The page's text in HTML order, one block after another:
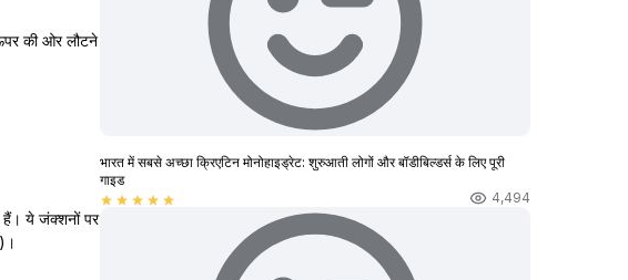
की ओर लौटने
हैं। ये जंक्शनों पर
भारत में सबसे अच्छा क्रिएटिन मोनोहाइड्रेट: शुरुआती लोगों और बॉडीबिल्डर्स के लिए पूरी
गाइड
star star star star star 4,494